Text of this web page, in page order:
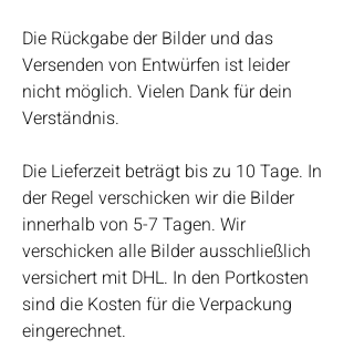
Die Rückgabe der Bilder und das
Versenden von Entwürfen ist leider
nicht möglich. Vielen Dank für dein
Verständnis.
Die Lieferzeit beträgt bis zu 10 Tage. In
der Regel verschicken wir die Bilder
innerhalb von 5-7 Tagen. Wir
verschicken alle Bilder ausschließlich
versichert mit DHL. In den Portkosten
sind die Kosten für die Verpackung
eingerechnet.